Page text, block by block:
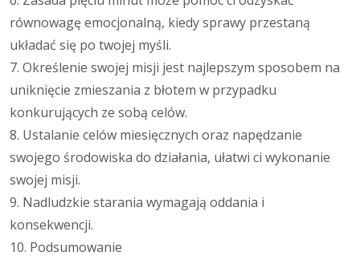
równowagę emocjonalną, kiedy sprawy przestaną
układać się po twojej myśli.
7. Określenie swojej misji jest najlepszym sposobem na
uniknięcie zmieszania z błotem w przypadku
konkurujących ze sobą celów.
8. Ustalanie celów miesięcznych oraz napędzanie
swojego środowiska do działania, ułatwi ci wykonanie
swojej misji.
9. Nadludzkie starania wymagają oddania i
konsekwencji.
10. Podsumowanie